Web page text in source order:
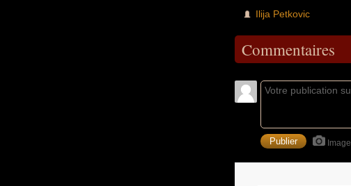
Ilija Petkovic
Commentaires
Image